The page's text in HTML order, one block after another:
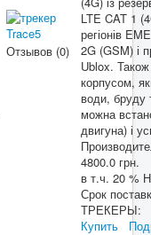
Отзывов (0)
LTE CAT 1
регіонів
2G (GSM) і
Ublox.
корпусом,
води, бруду
можна
двигуна) і
4800.0 грн.
в т.ч. 20 %
Срок
ТРЕКЕРЫ:
Купить